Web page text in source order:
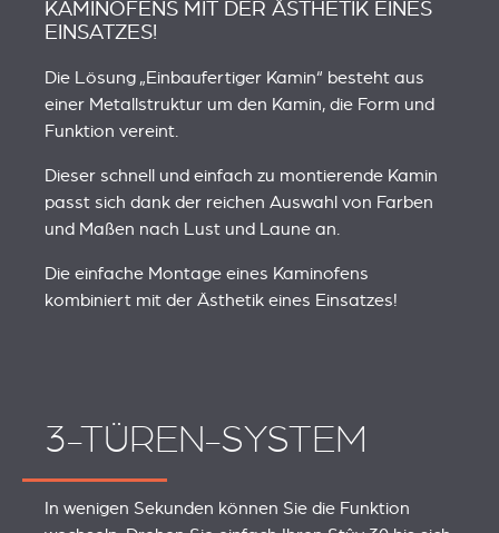
KAMINOFENS MIT DER ÄSTHETIK EINES
EINSATZES!
Die Lösung „Einbaufertiger Kamin“ besteht aus
einer Metallstruktur um den Kamin, die Form und
Funktion vereint.
Dieser schnell und einfach zu montierende Kamin
passt sich dank der reichen Auswahl von Farben
und Maßen nach Lust und Laune an.
Die einfache Montage eines Kaminofens
kombiniert mit der Ästhetik eines Einsatzes!
3-TÜREN-SYSTEM
In wenigen Sekunden können Sie die Funktion